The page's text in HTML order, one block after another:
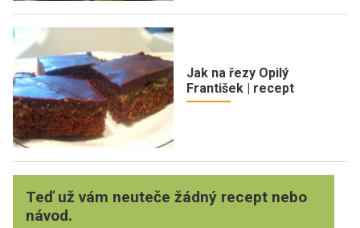
Jak na řezy Opilý
František | recept
Teď už vám neuteče žádný recept nebo
návod.